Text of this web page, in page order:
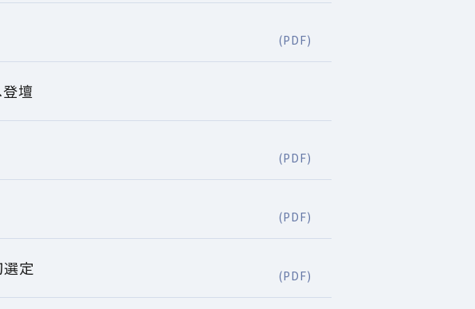
(PDF)
登壇
(PDF)
(PDF)
定 (PDF)